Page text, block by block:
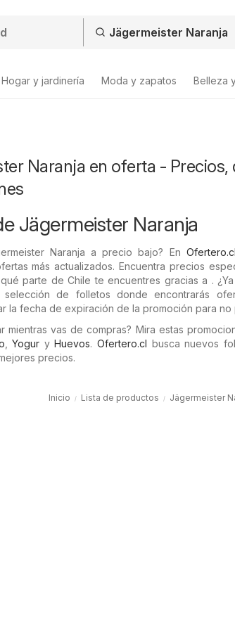
Hogar y jardinería Moda y zapatos Belleza
Naranja en oferta - Precios,
Jägermeister Naranja
Naranja a precio bajo? En Ofertero.cl
más actualizados. Encuentra precios
parte de Chile te encuentres gracias a .
selección de folletos donde encontrarás
la fecha de expiración de la promoción para
mientras vas de compras? Mira estas
,Yogur yHuevos.Ofertero.cl busca nuevos
precios.
Inicio Lista de productos Jägermeister